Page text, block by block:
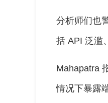
分析师们也
括 API 泛滥
Mahapatra
情况下暴露